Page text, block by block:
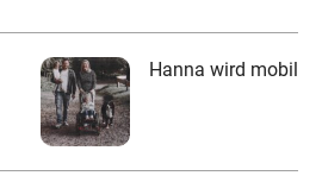
Hanna wird mobil